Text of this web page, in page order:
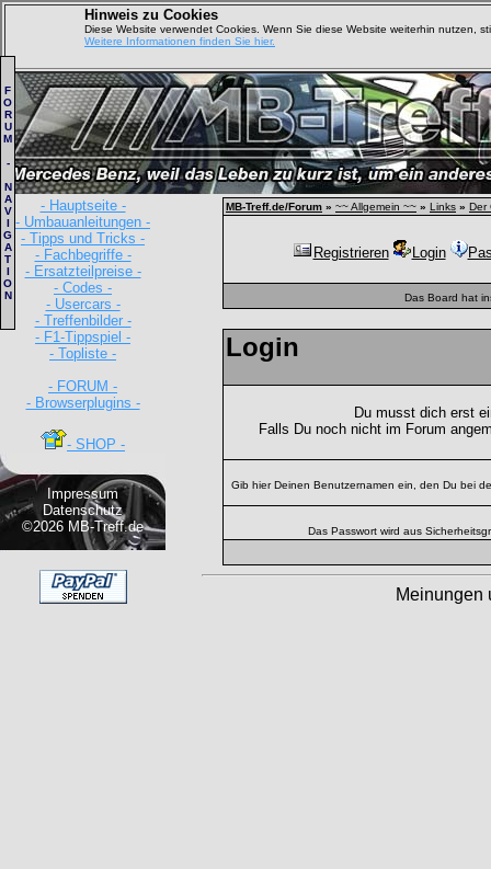
Hinweis zu Cookies
Diese Website verwendet Cookies. Wenn Sie diese Website weiterhin nutzen,
Weitere Informationen finden Sie hier.
- Hauptseite -
- Umbauanleitungen -
- Tipps und Tricks -
- Fachbegriffe -
- Ersatzteilpreise -
- Codes -
- Usercars -
- Treffenbilder -
- F1-Tippspiel -
- Topliste -
- FORUM -
- Browserplugins -
- SHOP -
Impressum
Datenschutz
©2026 MB-Treff.de
F
O
R
U
M
-
N
A
V
I
G
A
T
I
O
N
MB-Treff.de/Forum » ~~ Allgemein ~~ » Links » Der
Registrieren Login
Das Board hat
Login
Du musst dich erst
Falls Du noch nicht im Forum
Gib hier Deinen Benutzernamen ein, den Du bei
Das Passwort wird aus
Meinungen